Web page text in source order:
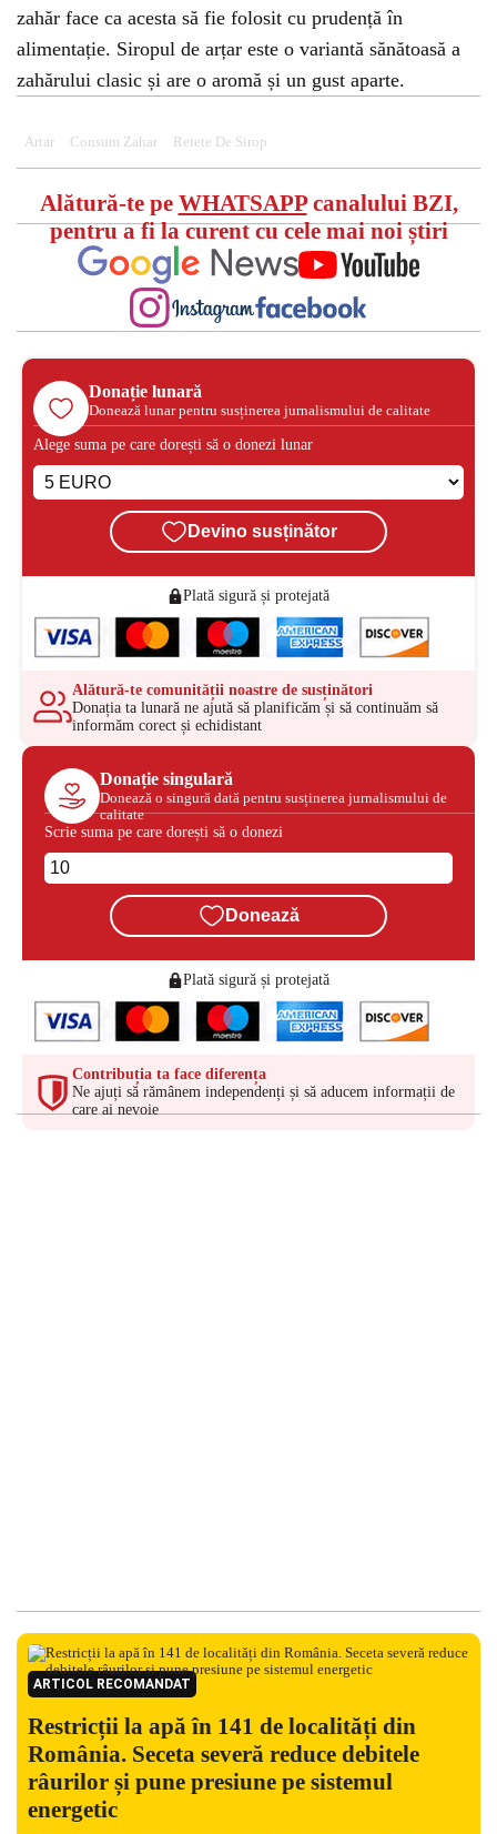
zahăr face ca acesta să fie folosit cu prudență în
alimentație. Siropul de arțar este o variantă sănătoasă a
zahărului clasic și are o aromă și un gust aparte.
Artar Consum Zahar Retete De Sirop
Alătură-te pe WHATSAPPcanalului BZI,
pentru a fi la curent cu cele mai noi știri
Donație lunară
Donează lunar pentru susținerea jurnalismului de calitate
Alege suma pe care dorești să o donezi lunar
Devino susținător
Plată sigură și protejată
Alătură-te comunității noastre de susținători
Donația ta lunară ne ajută să planificăm și să continuăm să
informăm corect și echidistant
Donație singulară
Donează o singură dată pentru susținerea jurnalismului de
calitate
Scrie suma pe care dorești să o donezi
Donează
Plată sigură și protejată
Contribuția ta face diferența
Ne ajuți să rămânem independenți și să aducem informații de
care ai nevoie
ARTICOL RECOMANDAT
Restricții la apă în 141 de localități din
România. Seceta severă reduce debitele
râurilor și pune presiune pe sistemul
energetic